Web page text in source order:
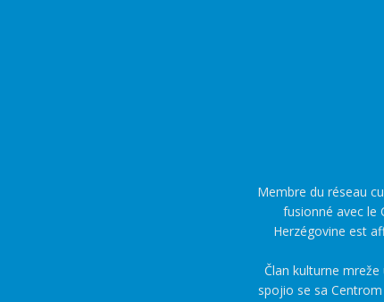
Membre du réseau
fusionné avec le
Herzégovine est
Član kulturne
spojio se sa